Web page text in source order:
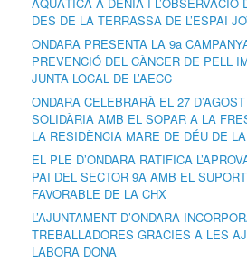
DES DE LA TERRASSA DE L’ESPAI
ONDARA PRESENTA LA 9a
PREVENCIÓ DEL CÀNCER DE PELL
JUNTA LOCAL DE L’AECC
ONDARA CELEBRARÀ EL 27
SOLIDÀRIA AMB EL SOPAR A LA
LA RESIDÈNCIA MARE DE DÉU DE
EL PLE D’ONDARA RATIFICA
PAI DEL SECTOR 9A AMB EL
FAVORABLE DE LA CHX
L’AJUNTAMENT D’ONDARA
TREBALLADORES GRÀCIES A LES
LABORA DONA